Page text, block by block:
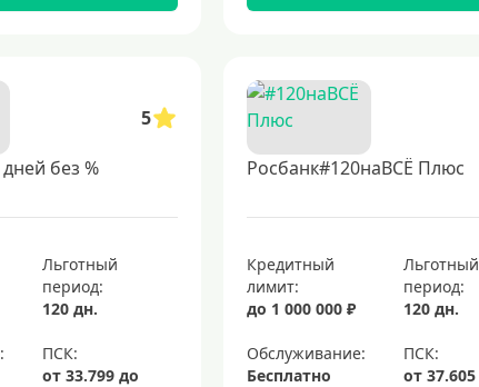
5
без %
Льготный
период:
120 дн.
Росбанк#120наВСЁ Плюс
Кредитный
лимит:
до 1 000 000 ₽
Льготный
период:
120 дн.
Обслуживание:
Бесплатно